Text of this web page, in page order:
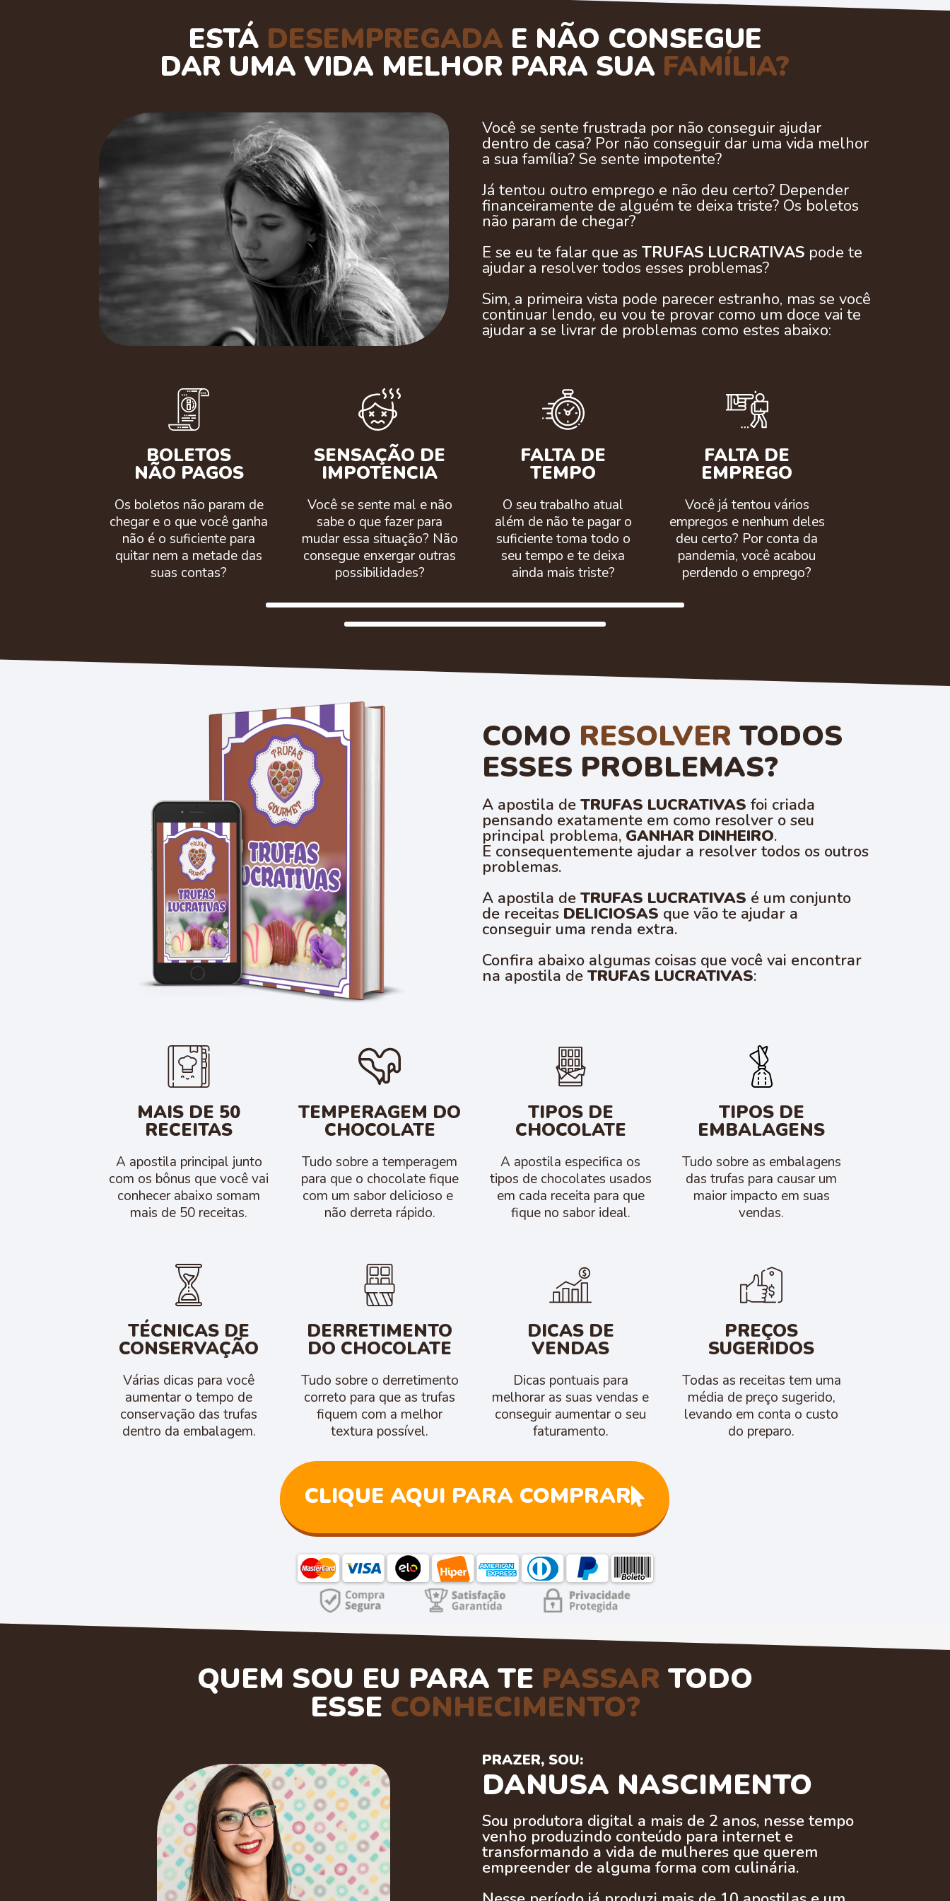
ESTÁ DESEMPREGADA E NÃO CONSEGUE
DAR UMA VIDA MELHOR PARA SUA FAMÍLIA?
Você se sente frustrada por não conseguir ajudar
dentro de casa? Por não conseguir dar uma vida melhor
a sua família? Se sente impotente?
Já tentou outro emprego e não deu certo? Depender
financeiramente de alguém te deixa triste? Os boletos
não param de chegar?
E se eu te falar que as TRUFAS LUCRATIVAS pode te
ajudar a resolver todos esses problemas?
Sim, a primeira vista pode parecer estranho, mas se você
continuar lendo, eu vou te provar como um doce vai te
ajudar a se livrar de problemas como estes abaixo:
BOLETOS
NÃO PAGOS
Os boletos não param de
chegar e o que você ganha
não é o suficiente para
quitar nem a metade das
suas contas?
SENSAÇÃO DE
IMPOTENCIA
Você se sente mal e não
sabe o que fazer para
mudar essa situação? Não
consegue enxergar outras
possibilidades?
FALTA DE
TEMPO
O seu trabalho atual
além de não te pagar o
suficiente toma todo o
seu tempo e te deixa
ainda mais triste?
FALTA DE
EMPREGO
Você já tentou vários
empregos e nenhum deles
deu certo? Por conta da
pandemia, você acabou
perdendo o emprego?
COMO RESOLVER TODOS
ESSES PROBLEMAS?
A apostila de TRUFAS LUCRATIVAS foi criada
pensando exatamente em como resolver o seu
principal problema, GANHAR DINHEIRO.
E consequentemente ajudar a resolver todos os outros
problemas.
A apostila de TRUFAS LUCRATIVAS é um conjunto
de receitas DELICIOSAS que vão te ajudar a
conseguir uma renda extra.
Confira abaixo algumas coisas que você vai encontrar
na apostila de TRUFAS LUCRATIVAS:
MAIS DE 50
RECEITAS
A apostila principal junto
com os bônus que você vai
conhecer abaixo somam
mais de 50 receitas.
TEMPERAGEM DO
CHOCOLATE
Tudo sobre a temperagem
para que o chocolate fique
com um sabor delicioso e
não derreta rápido.
TIPOS DE
CHOCOLATE
A apostila especifica os
tipos de chocolates usados
em cada receita para que
fique no sabor ideal.
TIPOS DE
EMBALAGENS
Tudo sobre as embalagens
das trufas para causar um
maior impacto em suas
vendas.
TÉCNICAS DE
CONSERVAÇÃO
Várias dicas para você
aumentar o tempo de
conservação das trufas
dentro da embalagem.
DERRETIMENTO
DO CHOCOLATE
Tudo sobre o derretimento
correto para que as trufas
fiquem com a melhor
textura possível.
DICAS DE
VENDAS
Dicas pontuais para
melhorar as suas vendas e
conseguir aumentar o seu
faturamento.
PREÇOS
SUGERIDOS
Todas as receitas tem uma
média de preço sugerido,
levando em conta o custo
do preparo.
CLIQUE AQUI PARA COMPRAR
QUEM SOU EU PARA TE PASSAR TODO
ESSE CONHECIMENTO?
PRAZER, SOU:
DANUSA NASCIMENTO
Sou produtora digital a mais de 2 anos, nesse tempo
venho produzindo conteúdo para internet e
transformando a vida de mulheres que querem
empreender de alguma forma com culinária.